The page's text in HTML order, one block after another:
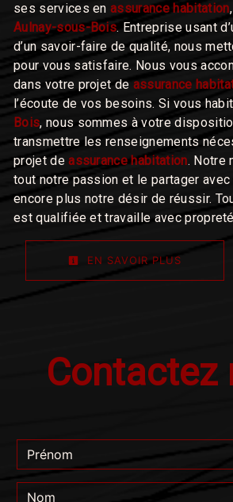
ses services enassurance habitation
Aulnay-sous-Bois. Entreprise usant
d’un savoir-faire de qualité, nous
pour vous satisfaire. Nous vous
dans votre projet de assurance
l’écoute de vos besoins. Si vous
Bois, nous sommes à votre
transmettre les renseignements
projet deassurance habitation. Notre
tout notre passion et le partager
encore plus notre désir de réussir.
est qualifiée et travaille avec
EN SAVOIR PLUS
Contactez